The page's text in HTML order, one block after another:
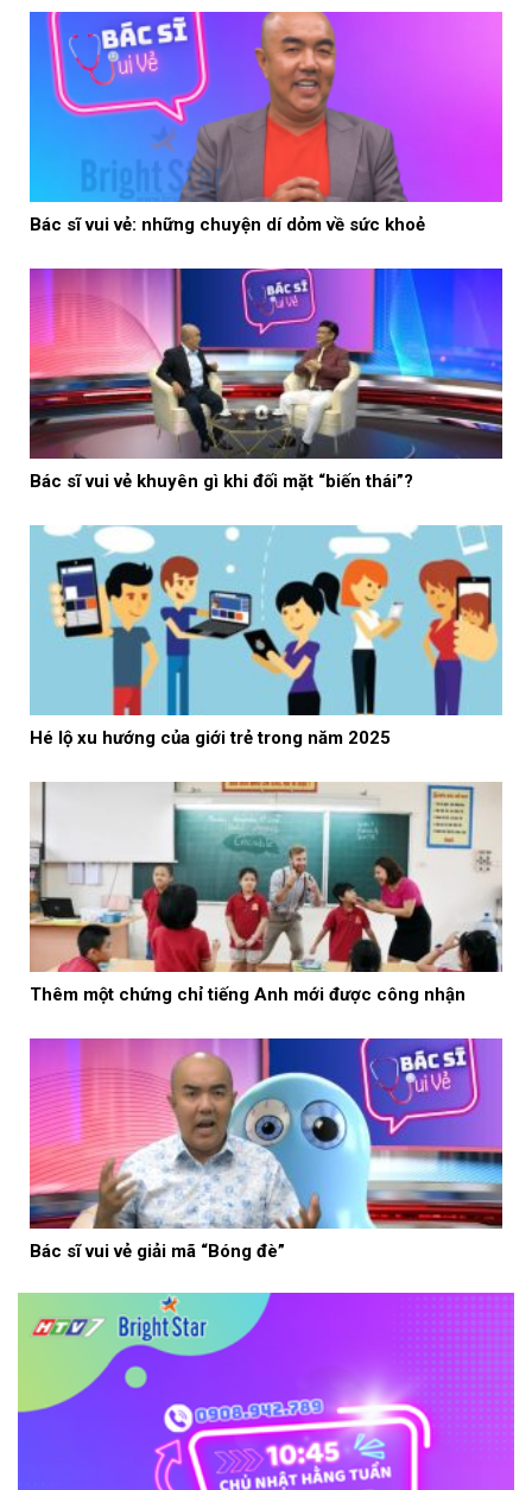
Bác sĩ vui vẻ: những chuyện dí dỏm về sức khoẻ
Bác sĩ vui vẻ khuyên gì khi đối mặt “biến thái”?
Hé lộ xu hướng của giới trẻ trong năm 2025
Thêm một chứng chỉ tiếng Anh mới được công nhận
Bác sĩ vui vẻ giải mã “Bóng đè”